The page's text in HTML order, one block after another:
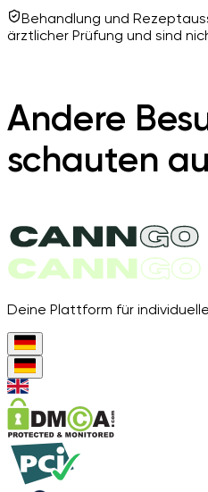
Behandlung und
ärztlicher Prüfung und sind
Andere
schauten
Deine Plattform für